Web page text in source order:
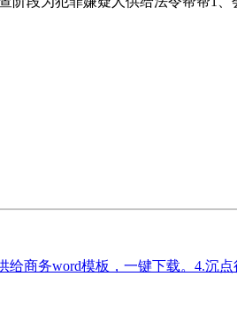
商务word模板，一键下载。4.沉